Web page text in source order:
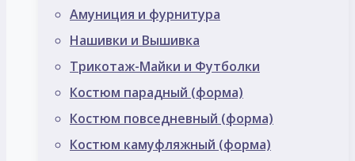
Амуниция и фурнитура
Нашивки и Вышивка
Трикотаж-Майки и Футболки
Костюм парадный (форма)
Костюм повседневный (форма)
Костюм камуфляжный (форма)